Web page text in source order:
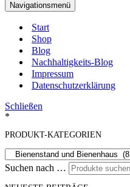
Navigationsmenü
Start
Shop
Blog
Nachhaltigkeits-Blog
Impressum
Datenschutzerklärung
Schließen
*
PRODUKT-KATEGORIEN
Suchen nach …